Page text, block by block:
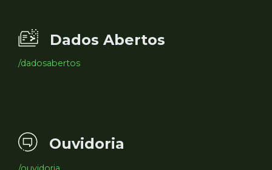
Dados Abertos
/dadosabertos
Ouvidoria